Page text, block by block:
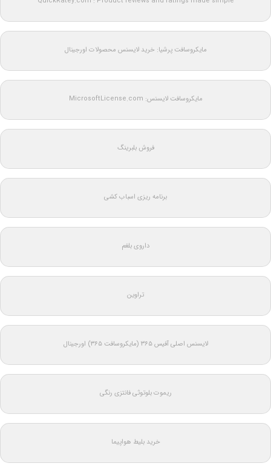
مایکروسافت پرشیا: خرید لایسنس محصولات اورجینال
مایکروسافت لایسنس: MicrosoftLicense.com
فروش بلبرینگ
برنامه ریزی اسباب کشی
داروی بلغم
تراوین
لایسنس اصلی آفیس ۳۶۵ (مایکروسافت ۳۶۵) اورجینال
ریموت بلوتوثی فانتزی رنگی
خرید بلیط هواپیما